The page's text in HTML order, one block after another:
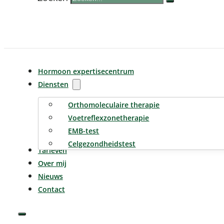
Hormoon expertisecentrum
Diensten
Orthomoleculaire therapie
Voetreflexzonetherapie
EMB-test
Celgezondheidstest
Tarieven
Over mij
Nieuws
Contact